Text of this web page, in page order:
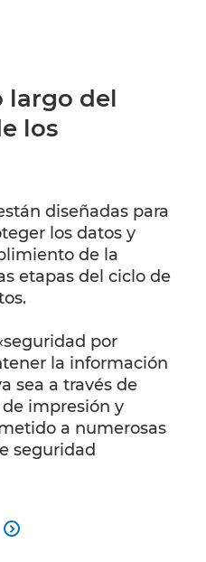
largo del
los
diseñadas para
los datos y
de la
etapas del ciclo de
por
la información
sea a través de
impresión y
a numerosas
seguridad
